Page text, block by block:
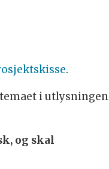
.
i utlysningen
og skal